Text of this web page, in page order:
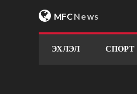
MFCNews
ЭХЛЭЛ СПОРТ